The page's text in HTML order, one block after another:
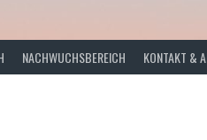
NACHWUCHSBEREICH KONTAKT &